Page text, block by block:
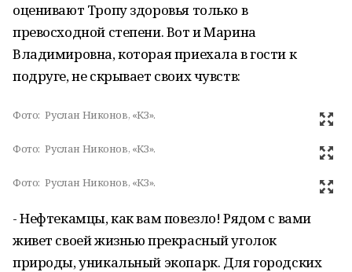
оценивают Тропу здоровья только в
превосходной степени. Вот и Марина
Владимировна, которая приехала в гости к
подруге, не скрывает своих чувств:
Фото: Руслан Никонов, «КЗ».
Фото: Руслан Никонов, «КЗ».
Фото: Руслан Никонов, «КЗ».
- Нефтекамцы, как вам повезло! Рядом с вами
живет своей жизнью прекрасный уголок
природы, уникальный экопарк. Для городских